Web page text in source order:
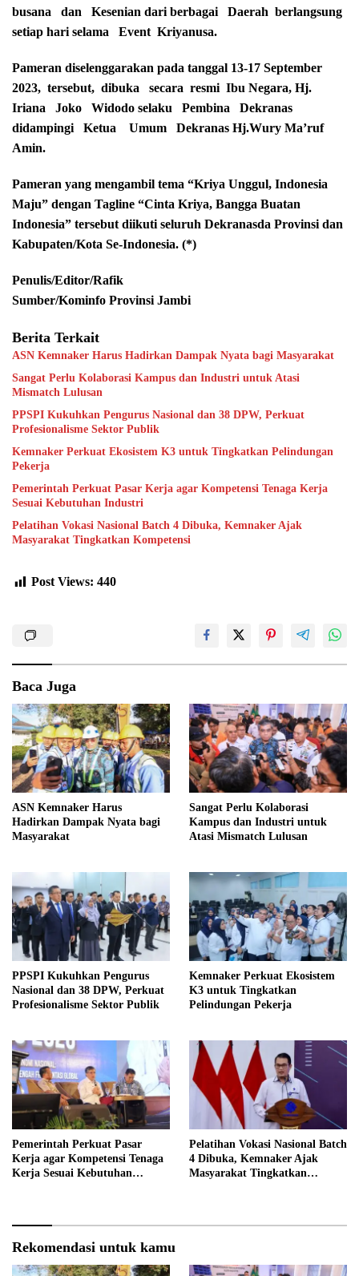
busana dan Kesenian dari berbagai Daerah berlangsung
setiap hari selama Event Kriyanusa.
Pameran diselenggarakan pada tanggal 13-17 September
2023, tersebut, dibuka secara resmi Ibu Negara, Hj.
Iriana Joko Widodo selaku Pembina Dekranas
didampingi Ketua Umum Dekranas Hj.Wury Ma’ruf
Amin.
Pameran yang mengambil tema “Kriya Unggul, Indonesia
Maju” dengan Tagline “Cinta Kriya, Bangga Buatan
Indonesia” tersebut diikuti seluruh Dekranasda Provinsi dan
Kabupaten/Kota Se-Indonesia. (*)
Penulis/Editor/Rafik
Sumber/Kominfo Provinsi Jambi
Berita Terkait
ASN Kemnaker Harus Hadirkan Dampak Nyata bagi Masyarakat
Sangat Perlu Kolaborasi Kampus dan Industri untuk Atasi
Mismatch Lulusan
PPSPI Kukuhkan Pengurus Nasional dan 38 DPW, Perkuat
Profesionalisme Sektor Publik
Kemnaker Perkuat Ekosistem K3 untuk Tingkatkan Pelindungan
Pekerja
Pemerintah Perkuat Pasar Kerja agar Kompetensi Tenaga Kerja
Sesuai Kebutuhan Industri
Pelatihan Vokasi Nasional Batch 4 Dibuka, Kemnaker Ajak
Masyarakat Tingkatkan Kompetensi
Post Views: 440
Baca Juga
ASN Kemnaker Harus
Hadirkan Dampak Nyata bagi
Masyarakat
Sangat Perlu Kolaborasi
Kampus dan Industri untuk
Atasi Mismatch Lulusan
PPSPI Kukuhkan Pengurus
Nasional dan 38 DPW, Perkuat
Profesionalisme Sektor Publik
Kemnaker Perkuat Ekosistem
K3 untuk Tingkatkan
Pelindungan Pekerja
Pemerintah Perkuat Pasar
Kerja agar Kompetensi Tenaga
Kerja Sesuai Kebutuhan
Pelatihan Vokasi Nasional Batch
4 Dibuka, Kemnaker Ajak
Masyarakat Tingkatkan
Rekomendasi untuk kamu